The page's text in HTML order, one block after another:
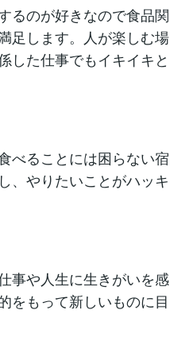
るのが好きなので食品関
足します。人が楽しむ場
した仕事でもイキイキと
べることには困らない宿
、やりたいことがハッキ
事や人生に生きがいを感
をもって新しいものに目